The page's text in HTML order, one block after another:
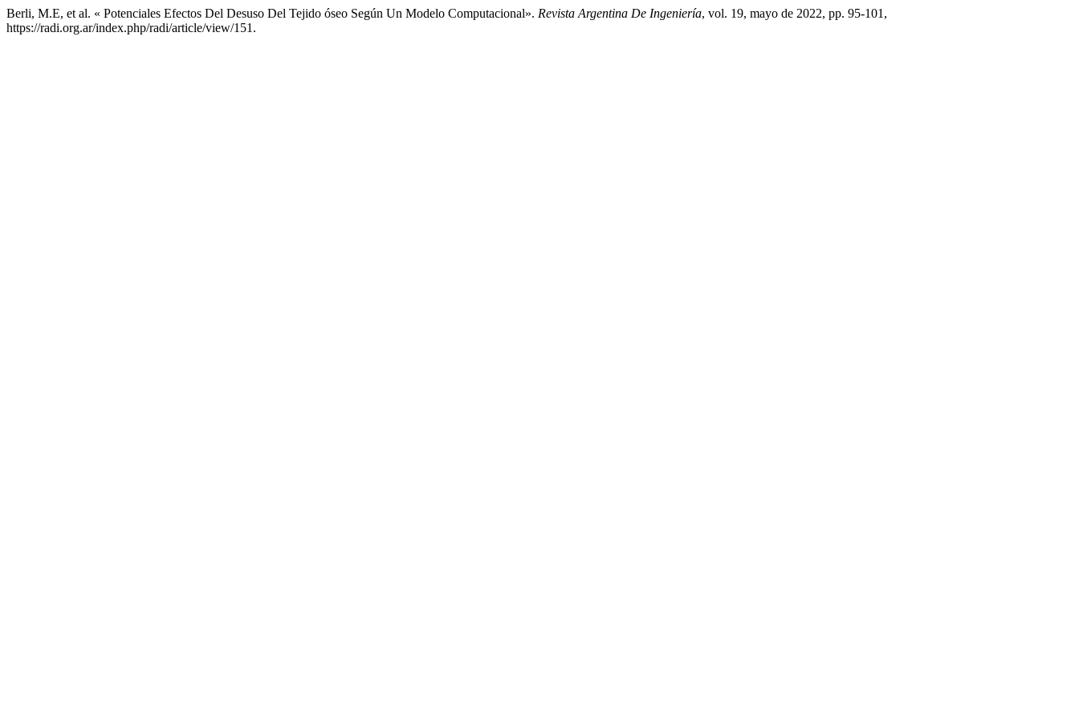
Berli, M.E, et al. « Potenciales Efectos Del Desuso Del Tejido óseo Según Un Modelo Computacional». Revista Argentina De Ingeniería, vol. 19, mayo de 2022, pp. 95-101,
https://radi.org.ar/index.php/radi/article/view/151.